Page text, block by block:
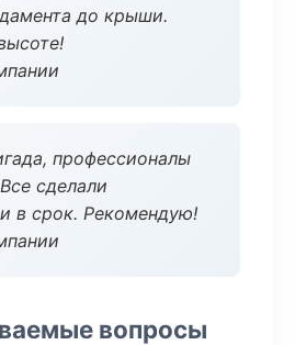
до крыши.
профессионалы
сделали
в срок. Рекомендую!
вопросы